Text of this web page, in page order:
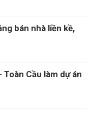
bán nhà liền kề,
Cầu làm dự án